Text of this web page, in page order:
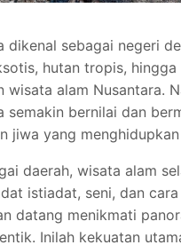
dikenal sebagai negeri
hutan tropis,
wisata alam Nusantara.
semakin bernilai dan
jiwa yang
daerah, wisata alam
istiadat, seni, dan
datang menikmati
Inilah kekuatan